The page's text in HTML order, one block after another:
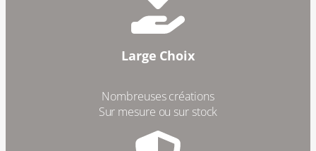
Large Choix
Nombreuses créations
Sur mesure ou sur stock